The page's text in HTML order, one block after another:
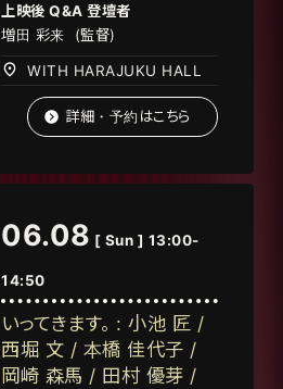
上映後 Q&A登壇者
増田 彩来 (監督)
WITH HARAJUKU HALL
詳細・予約はこちら
06.08 [ Sun ] 13:00-
14:50
いってきます。 : 小池 匠 /
西堀 文 / 本橋 佳代子 /
岡崎 森馬 / 田村 優芽 /